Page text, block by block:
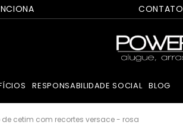
CONTATO
RESPONSABILIDADE SOCIAL BLOG
cetim com recortes versace - rosa